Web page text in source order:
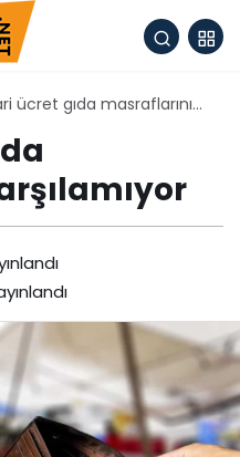
ücret gıda masraflarını